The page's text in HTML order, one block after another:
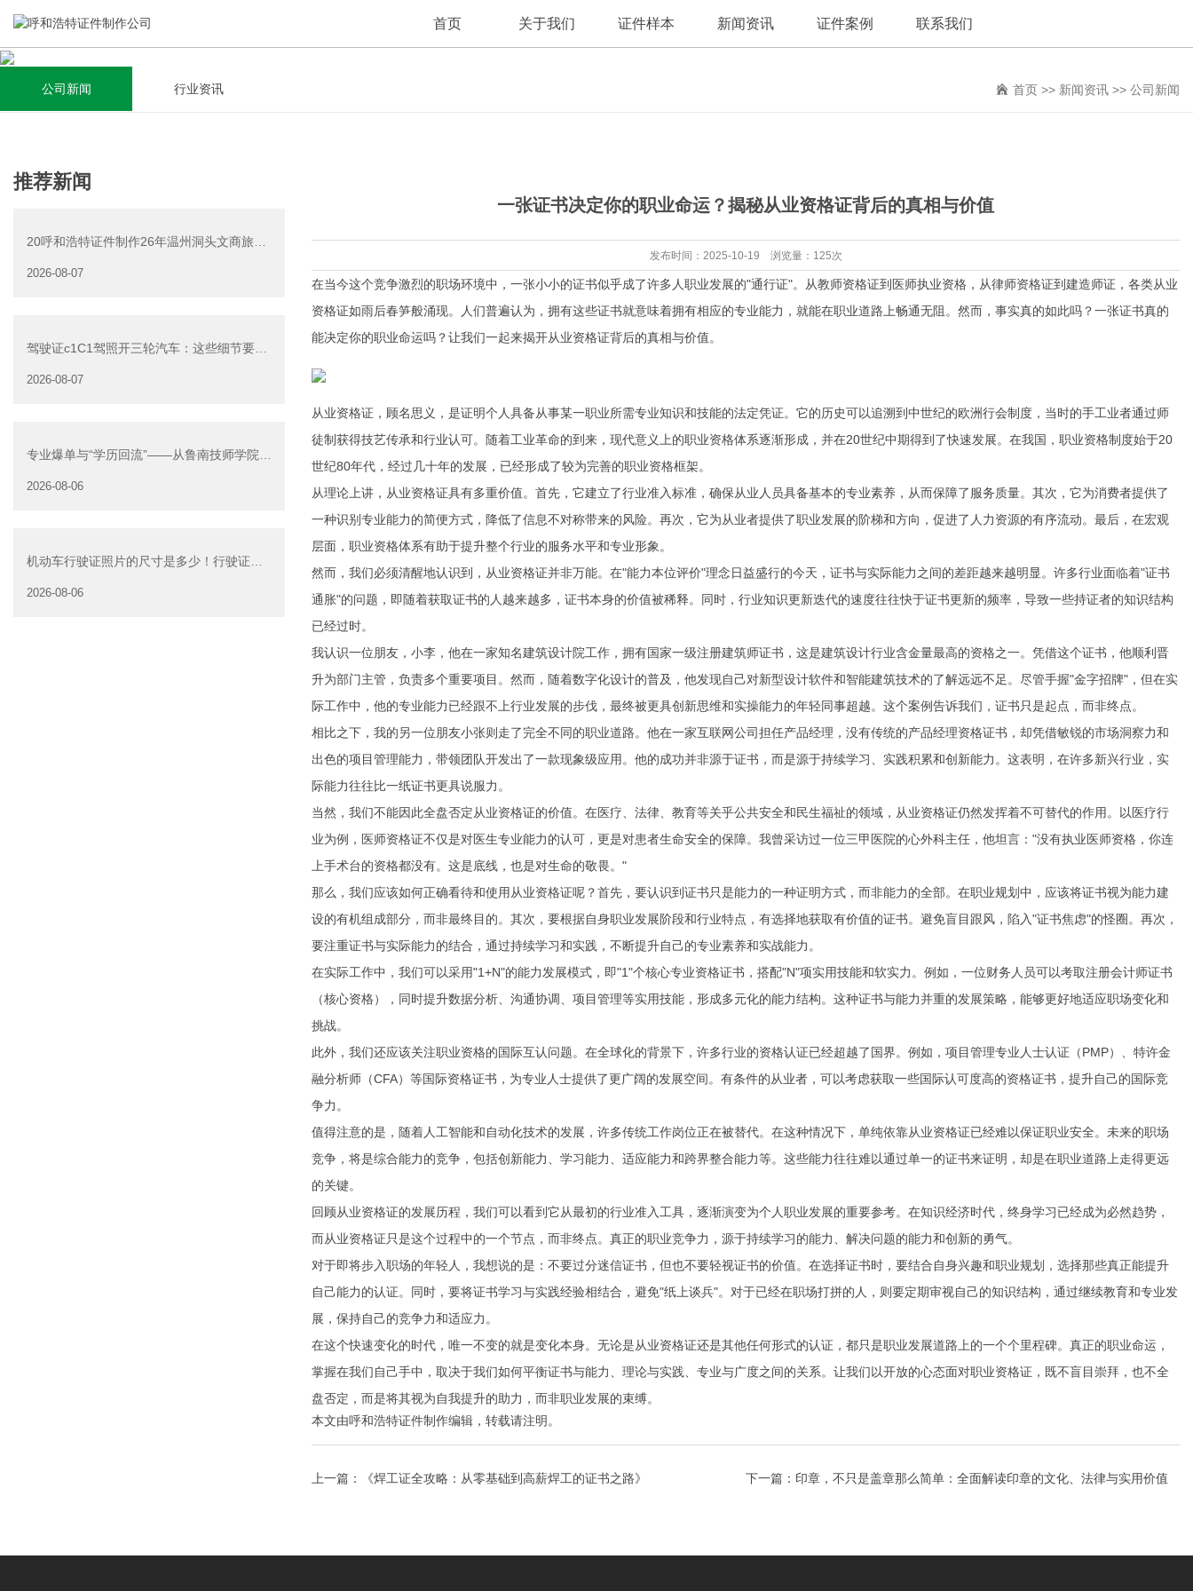
首页 关于我们
关于我们
集研发，设计，制造，安装于一体，多元化的定制需求，为上
千家企业提供过专业定制服务！
查看详情
证件样本 新闻资讯
新闻资讯
全自动流水线规模化生产，准时按期交货，年生产能力超过
40W万方米以上，拥有遍布全国的商务合作伙伴和较为完善的
查看详情
证件案例 联系我们
公司新闻 行业资讯 首页 >> 新闻资讯 >> 公司新闻
推荐新闻
20呼和浩特证件制作26年温州洞头文商旅游
2026-08-07
驾驶证c1C1驾照开三轮汽车：这些细节要注
2026-08-07
专业爆单与“学历回流”——从鲁南技师学院透
2026-08-06
机动车行驶证照片的尺寸是多少！行驶证照
2026-08-06
一张证书决定你的职业命运？揭秘从业资格证背后的真相与价值
发布时间：2025-10-19 浏览量：125次
在当今这个竞争激烈的职场环境中，一张小小的证书似乎成了许多人职业发展的"通行证"。从教师资格证到医师执业资格，从律师资格证到建造师证，各类从业
资格证如雨后春笋般涌现。人们普遍认为，拥有这些证书就意味着拥有相应的专业能力，就能在职业道路上畅通无阻。然而，事实真的如此吗？一张证书真的
能决定你的职业命运吗？让我们一起来揭开从业资格证背后的真相与价值。
从业资格证，顾名思义，是证明个人具备从事某一职业所需专业知识和技能的法定凭证。它的历史可以追溯到中世纪的欧洲行会制度，当时的手工业者通过师
徒制获得技艺传承和行业认可。随着工业革命的到来，现代意义上的职业资格体系逐渐形成，并在20世纪中期得到了快速发展。在我国，职业资格制度始于20
世纪80年代，经过几十年的发展，已经形成了较为完善的职业资格框架。
从理论上讲，从业资格证具有多重价值。首先，它建立了行业准入标准，确保从业人员具备基本的专业素养，从而保障了服务质量。其次，它为消费者提供了
一种识别专业能力的简便方式，降低了信息不对称带来的风险。再次，它为从业者提供了职业发展的阶梯和方向，促进了人力资源的有序流动。最后，在宏观
层面，职业资格体系有助于提升整个行业的服务水平和专业形象。
然而，我们必须清醒地认识到，从业资格证并非万能。在"能力本位评价"理念日益盛行的今天，证书与实际能力之间的差距越来越明显。许多行业面临着"证书
通胀"的问题，即随着获取证书的人越来越多，证书本身的价值被稀释。同时，行业知识更新迭代的速度往往快于证书更新的频率，导致一些持证者的知识结构
已经过时。
我认识一位朋友，小李，他在一家知名建筑设计院工作，拥有国家一级注册建筑师证书，这是建筑设计行业含金量最高的资格之一。凭借这个证书，他顺利晋
升为部门主管，负责多个重要项目。然而，随着数字化设计的普及，他发现自己对新型设计软件和智能建筑技术的了解远远不足。尽管手握"金字招牌"，但在实
际工作中，他的专业能力已经跟不上行业发展的步伐，最终被更具创新思维和实操能力的年轻同事超越。这个案例告诉我们，证书只是起点，而非终点。
相比之下，我的另一位朋友小张则走了完全不同的职业道路。他在一家互联网公司担任产品经理，没有传统的产品经理资格证书，却凭借敏锐的市场洞察力和
出色的项目管理能力，带领团队开发出了一款现象级应用。他的成功并非源于证书，而是源于持续学习、实践积累和创新能力。这表明，在许多新兴行业，实
际能力往往比一纸证书更具说服力。
当然，我们不能因此全盘否定从业资格证的价值。在医疗、法律、教育等关乎公共安全和民生福祉的领域，从业资格证仍然发挥着不可替代的作用。以医疗行
业为例，医师资格证不仅是对医生专业能力的认可，更是对患者生命安全的保障。我曾采访过一位三甲医院的心外科主任，他坦言："没有执业医师资格，你连
上手术台的资格都没有。这是底线，也是对生命的敬畏。"
那么，我们应该如何正确看待和使用从业资格证呢？首先，要认识到证书只是能力的一种证明方式，而非能力的全部。在职业规划中，应该将证书视为能力建
设的有机组成部分，而非最终目的。其次，要根据自身职业发展阶段和行业特点，有选择地获取有价值的证书。避免盲目跟风，陷入"证书焦虑"的怪圈。再次，
要注重证书与实际能力的结合，通过持续学习和实践，不断提升自己的专业素养和实战能力。
在实际工作中，我们可以采用"1+N"的能力发展模式，即"1"个核心专业资格证书，搭配"N"项实用技能和软实力。例如，一位财务人员可以考取注册会计师证书
（核心资格），同时提升数据分析、沟通协调、项目管理等实用技能，形成多元化的能力结构。这种证书与能力并重的发展策略，能够更好地适应职场变化和
挑战。
此外，我们还应该关注职业资格的国际互认问题。在全球化的背景下，许多行业的资格认证已经超越了国界。例如，项目管理专业人士认证（PMP）、特许金
融分析师（CFA）等国际资格证书，为专业人士提供了更广阔的发展空间。有条件的从业者，可以考虑获取一些国际认可度高的资格证书，提升自己的国际竞
争力。
值得注意的是，随着人工智能和自动化技术的发展，许多传统工作岗位正在被替代。在这种情况下，单纯依靠从业资格证已经难以保证职业安全。未来的职场
竞争，将是综合能力的竞争，包括创新能力、学习能力、适应能力和跨界整合能力等。这些能力往往难以通过单一的证书来证明，却是在职业道路上走得更远
的关键。
回顾从业资格证的发展历程，我们可以看到它从最初的行业准入工具，逐渐演变为个人职业发展的重要参考。在知识经济时代，终身学习已经成为必然趋势，
而从业资格证只是这个过程中的一个节点，而非终点。真正的职业竞争力，源于持续学习的能力、解决问题的能力和创新的勇气。
对于即将步入职场的年轻人，我想说的是：不要过分迷信证书，但也不要轻视证书的价值。在选择证书时，要结合自身兴趣和职业规划，选择那些真正能提升
自己能力的认证。同时，要将证书学习与实践经验相结合，避免"纸上谈兵"。对于已经在职场打拼的人，则要定期审视自己的知识结构，通过继续教育和专业发
展，保持自己的竞争力和适应力。
在这个快速变化的时代，唯一不变的就是变化本身。无论是从业资格证还是其他任何形式的认证，都只是职业发展道路上的一个个里程碑。真正的职业命运，
掌握在我们自己手中，取决于我们如何平衡证书与能力、理论与实践、专业与广度之间的关系。让我们以开放的心态面对职业资格证，既不盲目崇拜，也不全
盘否定，而是将其视为自我提升的助力，而非职业发展的束缚。
本文由呼和浩特证件制作编辑，转载请注明。
上一篇： 《焊工证全攻略：从零基础到高薪焊工的证书之路》 下一篇： 印章，不只是盖章那么简单：全面解读印章的文化、法律与实用价值